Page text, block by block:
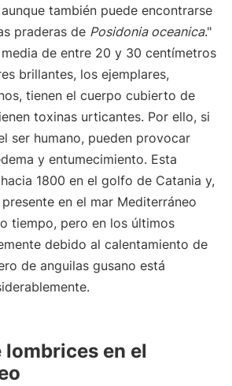
también puede encontrarse
praderas de Posidonia oceanica."
de entre 20 y 30 centímetros
brillantes, los ejemplares,
tienen el cuerpo cubierto de
toxinas urticantes. Por ello, si
ser humano, pueden provocar
y entumecimiento. Esta
1800 en el golfo de Catania y,
en el mar Mediterráneo
tiempo, pero en los últimos
debido al calentamiento de
de anguilas gusano está
lombrices en el